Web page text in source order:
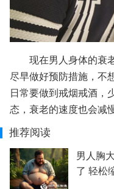
现在男人身体的衰
尽早做好预防措施，不
日常要做到戒烟戒酒，
态，衰老的速度也会减
推荐阅读
男人胸
了 轻松